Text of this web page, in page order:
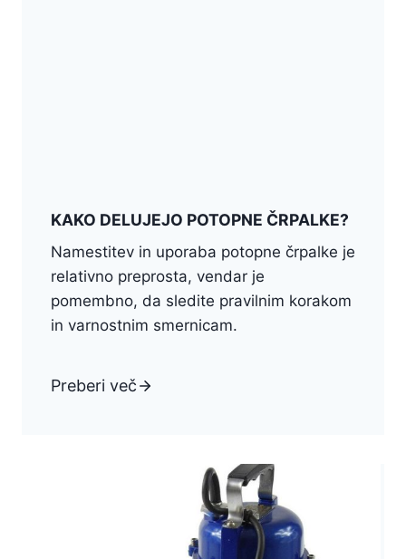
KAKO DELUJEJO POTOPNE ČRPALKE?
Namestitev in uporaba potopne črpalke je
relativno preprosta, vendar je
pomembno, da sledite pravilnim korakom
in varnostnim smernicam.
Preberi več